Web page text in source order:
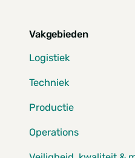
Vakgebieden
Logistiek
Techniek
Productie
Operations